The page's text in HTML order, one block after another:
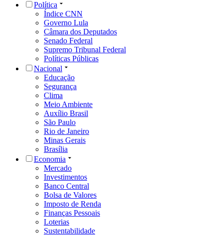
Política
Índice CNN
Governo Lula
Câmara dos Deputados
Senado Federal
Supremo Tribunal Federal
Políticas Públicas
Nacional
Educação
Segurança
Clima
Meio Ambiente
Auxílio Brasil
São Paulo
Rio de Janeiro
Minas Gerais
Brasília
Economia
Mercado
Investimentos
Banco Central
Bolsa de Valores
Imposto de Renda
Finanças Pessoais
Loterias
Sustentabilidade